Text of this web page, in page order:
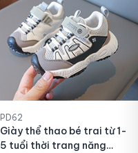
PD62
Giày thể thao bé trai từ 1-
5 tuổi thời trang năng